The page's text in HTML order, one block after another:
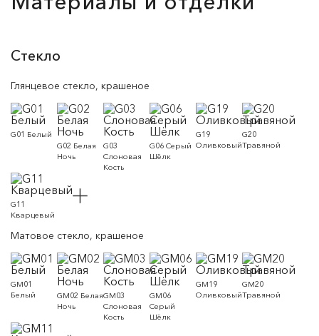
Стекло
Глянцевое стекло, крашеное
G01 Белый
G02 Белая
Ночь
G03
Слоновая
Кость
G06 Серый
Шёлк
G19
Оливковый
G20
Травяной
G11
Кварцевый
Матовое стекло, крашеное
GM01
Белый
GM02 Белая
Ночь
GM03
Слоновая
Кость
GM06
Серый
Шёлк
GM19
Оливковый
GM20
Травяной